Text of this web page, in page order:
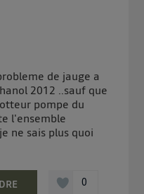
de jauge a
2012 ..sauf que
pompe du
l'ensemble
ne sais plus quoi
0